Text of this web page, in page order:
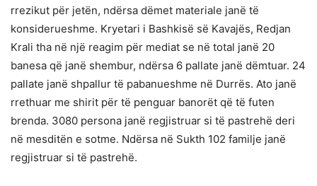
rrezikut për jetën, ndërsa dëmet materiale janë të
konsiderueshme. Kryetari i Bashkisë së Kavajës, Redjan
Krali tha në një reagim për mediat se në total janë 20
banesa që janë shembur, ndërsa 6 pallate janë dëmtuar. 24
pallate janë shpallur të pabanueshme në Durrës. Ato janë
rrethuar me shirit për të penguar banorët që të futen
brenda. 3080 persona janë regjistruar si të pastrehë deri
në mesditën e sotme. Ndërsa në Sukth 102 familje janë
regjistruar si të pastrehë.